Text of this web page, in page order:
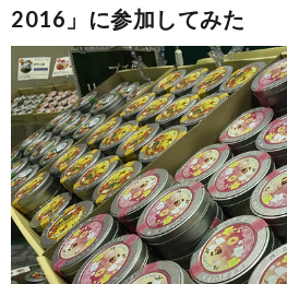
2016」に参加してみた